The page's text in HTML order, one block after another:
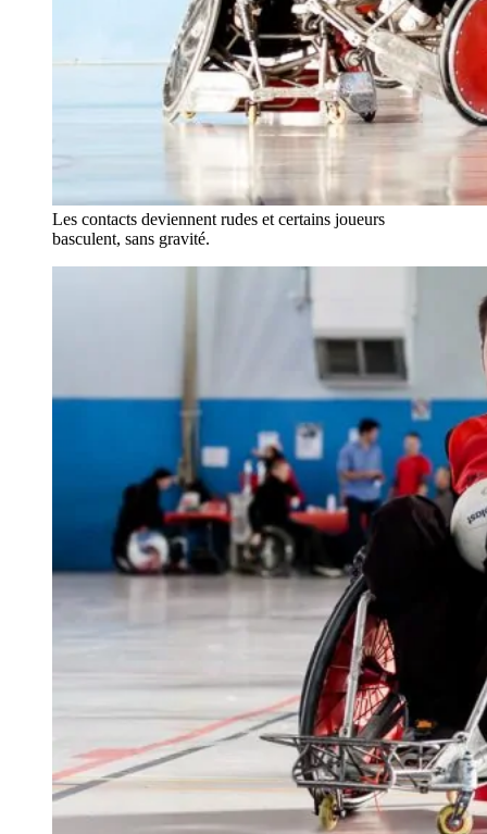
Les contacts deviennent rudes et certains joueurs
basculent, sans gravité.